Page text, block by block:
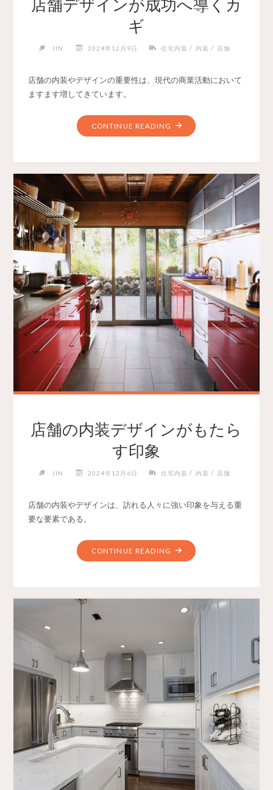
店舗デザインが成功へ導くカ
ギ
JIN 2024年12月9日 住宅内装 / 内装 / 店舗
店舗の内装やデザインの重要性は、現代の商業活動において
ますます増してきています。
CONTINUE READING
店舗の内装デザインがもたら
す印象
JIN 2024年12月6日 住宅内装 / 内装 / 店舗
店舗の内装やデザインは、訪れる人々に強い印象を与える重
要な要素である。
CONTINUE READING